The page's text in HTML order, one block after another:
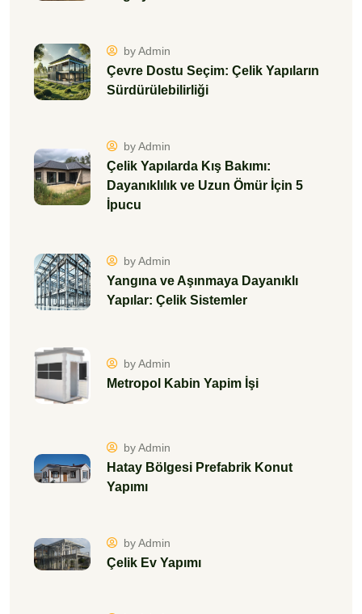
by Admin
Çevre Dostu Seçim: Çelik Yapıların
Sürdürülebilirliği
by Admin
Çelik Yapılarda Kış Bakımı:
Dayanıklılık ve Uzun Ömür İçin 5
İpucu
by Admin
Yangına ve Aşınmaya Dayanıklı
Yapılar: Çelik Sistemler
by Admin
Metropol Kabin Yapim İşi
by Admin
Hatay Bölgesi Prefabrik Konut
Yapımı
by Admin
Çelik Ev Yapımı